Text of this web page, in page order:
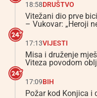
18:58DRUŠTVO
Vitežani dio prve
– Vukovar: „Heroji
17:13VIJESTI
Misa i druženje
Viteza povodom
17:09BIH
Požar kod Konjica i